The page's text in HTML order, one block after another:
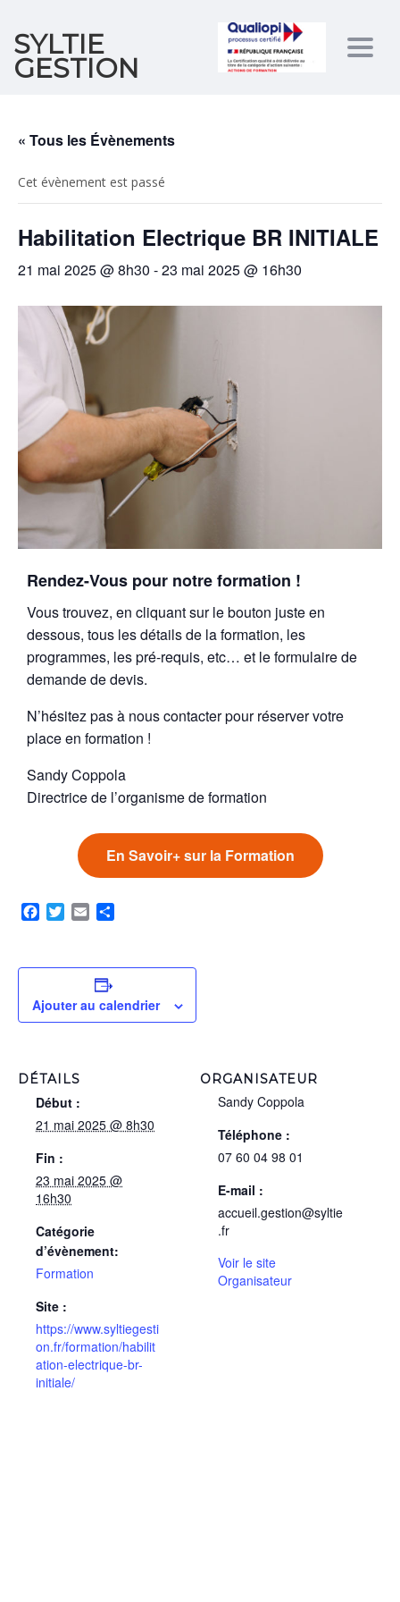
SYLTIE
GESTION
« Tous les Évènements
Cet évènement est passé
Habilitation Electrique BR INITIALE
21 mai 2025 @ 8h30 -23 mai 2025 @ 16h30
Rendez-Vous pour notre formation !
Vous trouvez, en cliquant sur le bouton juste en
dessous, tous les détails de la formation, les
programmes, les pré-requis, etc… et le formulaire de
demande de devis.
N’hésitez pas à nous contacter pour réserver votre
place en formation !
Sandy Coppola
Directrice de l’organisme de formation
En Savoir+ sur la Formation
Facebook
TwitterEmail
Ajouter au calendrier
DÉTAILS
Début :
21 mai 2025 @ 8h30
Fin :
23 mai 2025 @
16h30
Catégorie
d’évènement:
Formation
Site :
https://www.syltiegesti
on.fr/formation/habilit
ation-electrique-br-
initiale/
ORGANISATEUR
Sandy Coppola
Téléphone :
07 60 04 98 01
E-mail :
accueil.gestion@syltie
.fr
Voir le site
Organisateur